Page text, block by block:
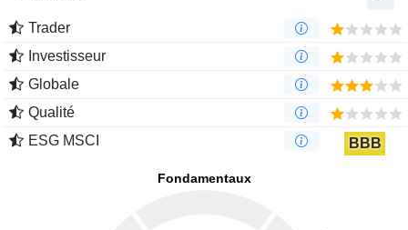
Trader
Investisseur
Globale
Qualité
ESG MSCI
BBB